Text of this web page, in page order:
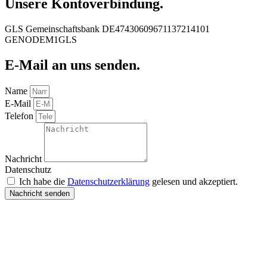
Unsere Kontoverbindung.
GLS Gemeinschaftsbank DE47430609671137214101
GENODEM1GLS
E-Mail an uns senden.
Name
E-Mail
Telefon
Nachricht
Datenschutz
Ich habe die Datenschutzerklärung gelesen und akzeptiert.
Nachricht senden